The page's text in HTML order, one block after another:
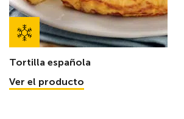
Tortilla española
Ver el producto